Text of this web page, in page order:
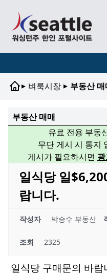
▸ 벼룩시장 ▸ 부동산 매
부동산 매매
유료 전용 부동
무단 게시 시 통지
게시가 필요하시면
일식당 일
랍니다.
작성자 박승수 부동산
조회 2325
일식당 구매문의 바랍